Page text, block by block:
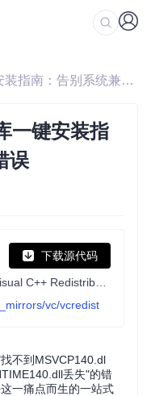
/ 终极Visual C++运行库一键安装指南：告别系统兼容性错误
一键安装指
误
下载源代码
vc/vcredist
不到MSVCP140.dl
丢失"的错
一痛点而生的一站式